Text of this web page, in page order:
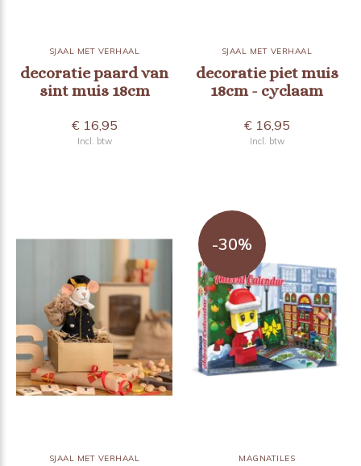
SJAAL MET VERHAAL
decoratie paard van
sint muis 18cm
€ 16,95
Incl. btw
SJAAL MET VERHAAL
decoratie piet muis
18cm - cyclaam
€ 16,95
Incl. btw
SJAAL MET VERHAAL
-30%
MAGNATILES